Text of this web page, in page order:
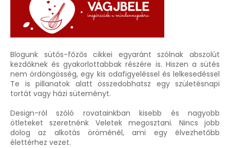
Blogunk sütős-főzős cikkei egyaránt szólnak abszolút
kezdőknek és gyakorlottabbak részére is. Hiszen a sütés
nem ördöngösség, egy kis odafigyeléssel és lelkesedéssel
Te is pillanatok alatt összedobhatsz egy születésnapi
tortát vagy házi süteményt.
Design-ról szóló rovatainkban kisebb és nagyobb
ötleteket szeretnénk Veletek megosztani. Nincs jobb
dolog az alkotás öröménél, ami egy élvezhetőbb
élettérhez vezet.